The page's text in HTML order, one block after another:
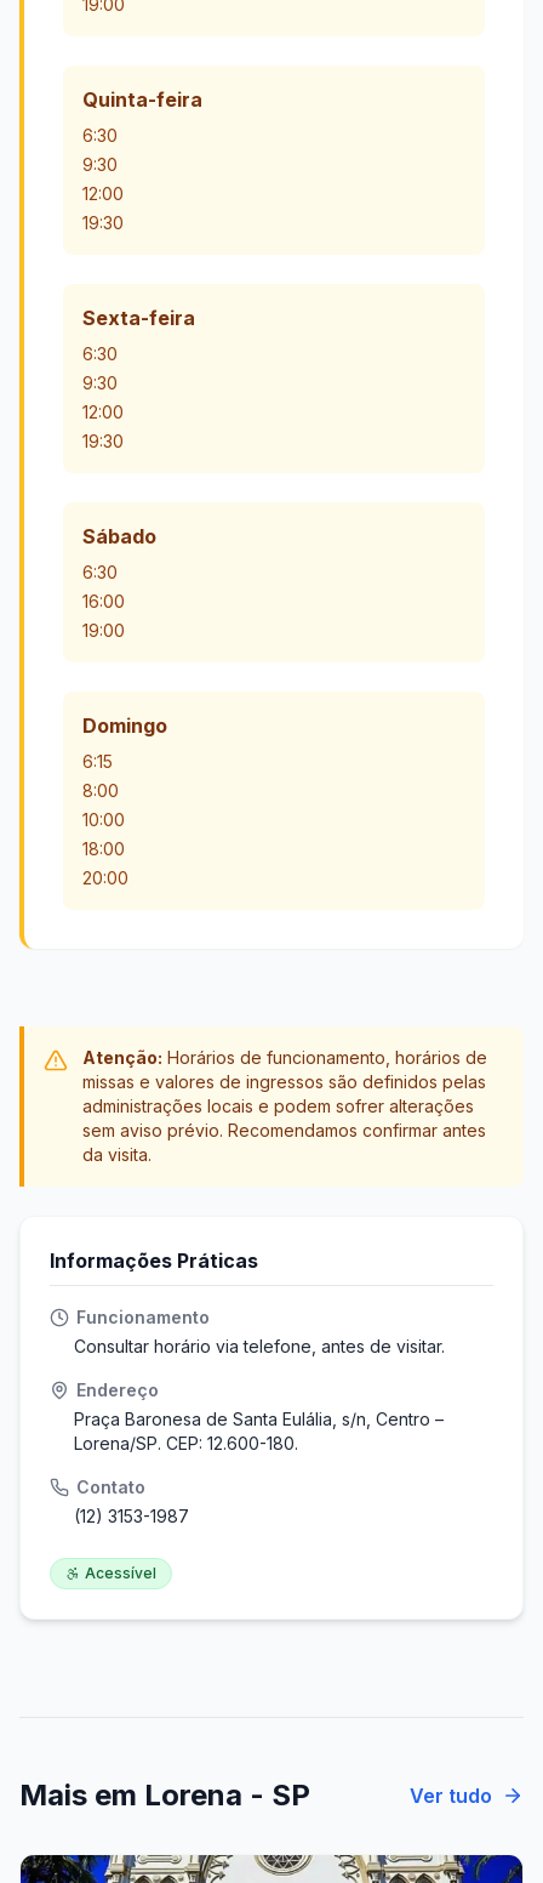
19:00
Quinta-feira
6:30
9:30
12:00
19:30
Sexta-feira
6:30
9:30
12:00
19:30
Sábado
6:30
16:00
19:00
Domingo
6:15
8:00
10:00
18:00
20:00
Atenção: Horários de funcionamento, horários de
missas e valores de ingressos são definidos pelas
administrações locais e podem sofrer alterações
sem aviso prévio. Recomendamos confirmar antes
da visita.
Informações Práticas
Funcionamento
Consultar horário via telefone, antes de visitar.
Endereço
Praça Baronesa de Santa Eulália, s/n, Centro –
Lorena/SP. CEP: 12.600-180.
Contato
(12) 3153-1987
Acessível
Mais em Lorena - SP Ver tudo